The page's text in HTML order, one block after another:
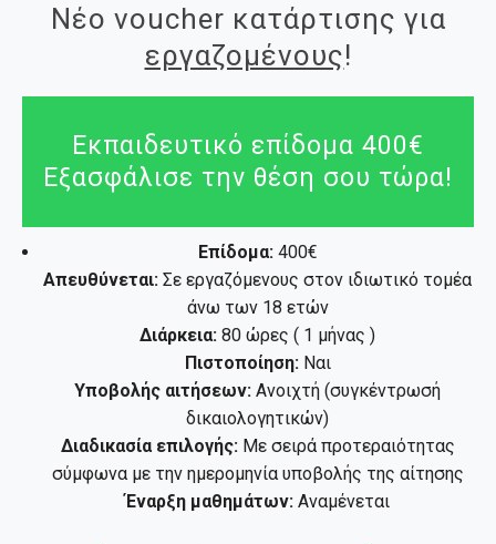
Νέο voucher κατάρτισης για
εργαζομένους!
Εκπαιδευτικό επίδομα 400€
Εξασφάλισε την θέση σου τώρα!
Επίδομα: 400€
Απευθύνεται: Σε εργαζόμενους στον ιδιωτικό τομέα
άνω των 18 ετών
Διάρκεια: 80 ώρες ( 1 μήνας )
Πιστοποίηση:Ναι
Υποβολής αιτήσεων: Ανοιχτή (συγκέντρωσή
δικαιολογητικών)
Διαδικασία επιλογής:Με σειρά προτεραιότητας
σύμφωνα με την ημερομηνία υποβολής της αίτησης
Έναρξη μαθημάτων: Αναμένεται